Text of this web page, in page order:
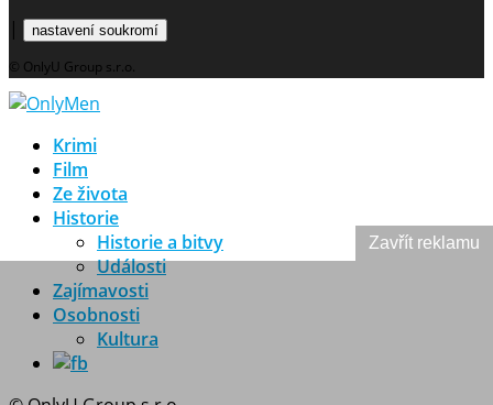
| nastavení soukromí
© OnlyU Group s.r.o.
Krimi
Film
Ze života
Historie
Historie a bitvy
Události
Zajímavosti
Osobnosti
Kultura
Zavřít reklamu